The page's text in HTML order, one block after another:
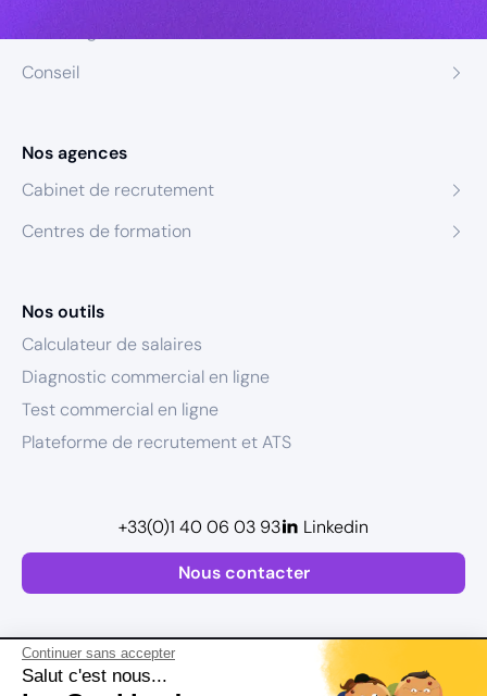
Continuer sans accepter
Salut c'est nous...
Conseil
Nos agences
Cabinet de recrutement
Centres de formation
Nos outils
Calculateur de salaires
Diagnostic commercial en ligne
Test commercial en ligne
Plateforme de recrutement et ATS
Nous contacter
+33(0)1 40 06 03 93 Linkedin